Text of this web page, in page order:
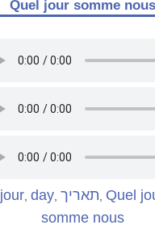
Quel jour somme nous
jour day תאריך Quel
somme nous